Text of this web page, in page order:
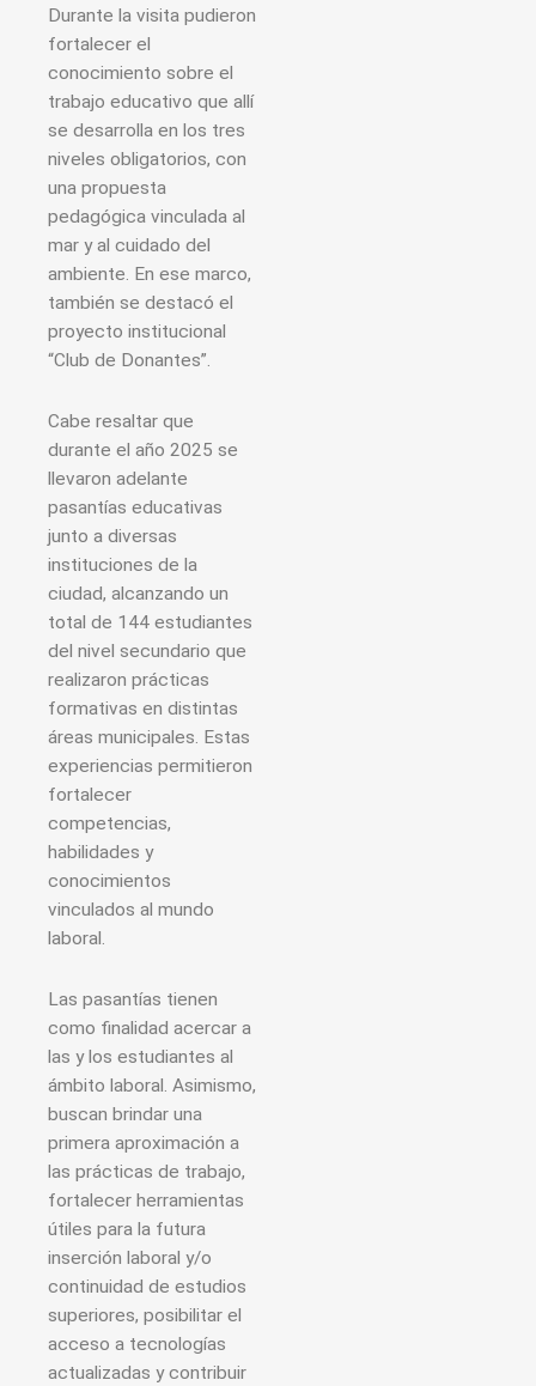
Durante la visita pudieron
fortalecer el
conocimiento sobre el
trabajo educativo que allí
se desarrolla en los tres
niveles obligatorios, con
una propuesta
pedagógica vinculada al
mar y al cuidado del
ambiente. En ese marco,
también se destacó el
proyecto institucional
“Club de Donantes”.
Cabe resaltar que
durante el año 2025 se
llevaron adelante
pasantías educativas
junto a diversas
instituciones de la
ciudad, alcanzando un
total de 144 estudiantes
del nivel secundario que
realizaron prácticas
formativas en distintas
áreas municipales. Estas
experiencias permitieron
fortalecer
competencias,
habilidades y
conocimientos
vinculados al mundo
laboral.
Las pasantías tienen
como finalidad acercar a
las y los estudiantes al
ámbito laboral. Asimismo,
buscan brindar una
primera aproximación a
las prácticas de trabajo,
fortalecer herramientas
útiles para la futura
inserción laboral y/o
continuidad de estudios
superiores, posibilitar el
acceso a tecnologías
actualizadas y contribuir